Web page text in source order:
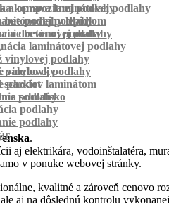
kompozitnej podlahy
a oprava laminátovej podlahy
betónovej podlahy
podlahy lepidlom
betónovej podlahy
drevenej podlahy
laminátovej podlahy
vinylovej podlahy
palubovky
vinylovej podlahy
parkiet
schodov laminátom
na schodisko
podlahy
podlahy
podlahy
.
aj elektrikára, vodoinštalatéra,
v ponuke webovej stránky.
kvalitné a zároveň cenovo
aj na dôslednú kontrolu